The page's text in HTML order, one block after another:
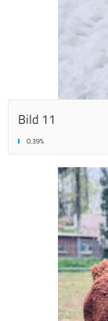
Bild 11
0.39%